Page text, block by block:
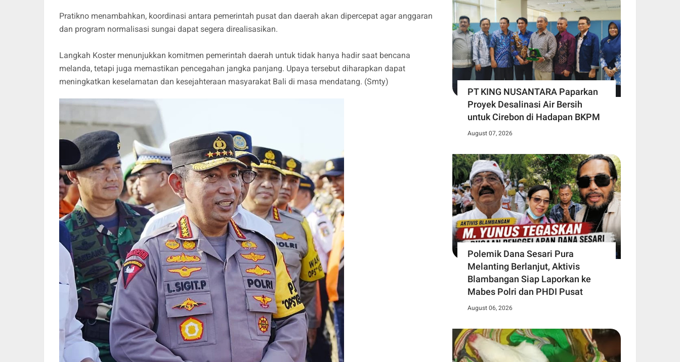
Pratikno menambahkan, koordinasi antara pemerintah pusat dan daerah akan dipercepat agar anggaran
dan program normalisasi sungai dapat segera direalisasikan.
Langkah Koster menunjukkan komitmen pemerintah daerah untuk tidak hanya hadir saat bencana
melanda, tetapi juga memastikan pencegahan jangka panjang. Upaya tersebut diharapkan dapat
meningkatkan keselamatan dan kesejahteraan masyarakat Bali di masa mendatang. (Smty)
PT KING NUSANTARA Paparkan
Proyek Desalinasi Air Bersih
untuk Cirebon di Hadapan BKPM
August 07, 2026
Polemik Dana Sesari Pura
Melanting Berlanjut, Aktivis
Blambangan Siap Laporkan ke
Mabes Polri dan PHDI Pusat
August 06, 2026